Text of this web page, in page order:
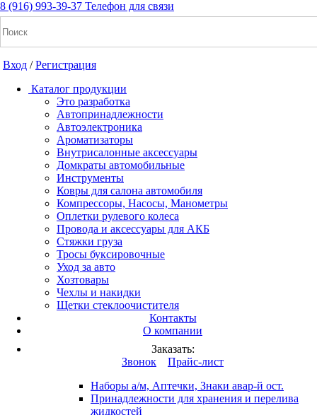
8 (916) 993-39-37 Телефон для связи
Вход /Регистрация
Каталог продукции
Это разработка
Автопринадлежности
Автоэлектроника
Ароматизаторы
Внутрисалонные аксессуары
Домкраты автомобильные
Инструменты
Ковры для салона автомобиля
Компрессоры, Насосы, Манометры
Оплетки рулевого колеса
Провода и аксессуары для АКБ
Стяжки груза
Тросы буксировочные
Уход за авто
Хозтовары
Чехлы и накидки
Щетки стеклоочистителя
Контакты
О компании
Заказать:
Звонок
Прайс-лист
+7(916) 993-39-37
Заказать звонок
Notice: Undefined index: cart_total in
/home/a/a2dm2020/a2dm.ru/public_html/wa-
cache/apps/shop/templates/compiled/shop_ru_RU/ad/3d/07/
on line 260 Notice: Trying to get property of non-object in
/home/a/a2dm2020/a2dm.ru/public_html/wa-
cache/apps/shop/templates/compiled/shop_ru_RU/ad/3d/07/
on line 260 0Р
Это разработка
Наборы а/м, Аптечки, Знаки авар-й ост.
Принадлежности для хранения и перелива
жидкостей